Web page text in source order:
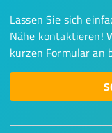
Lassen Sie sich
Nähe kontaktieren!
kurzen Formular an